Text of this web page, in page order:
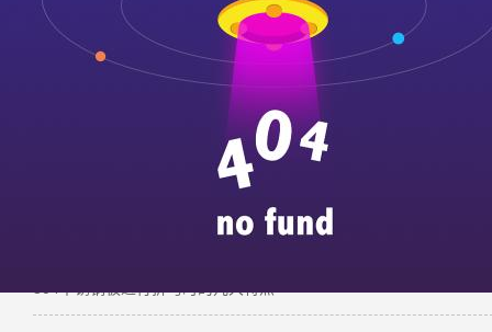
设备轰鸣干劲足，全速开工助生产！
304不锈钢与磁铁有吸引力吗？